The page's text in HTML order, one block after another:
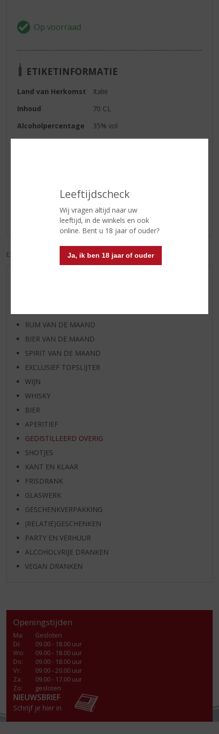
Leeftijdscheck
Wij vragen altijd naar uw
leeftijd, in de winkels en ook
online. Bent u 18 jaar of ouder?
Ja, ik ben 18 jaar of ouder
ETIKETINFORMATIE
Land van Herkomst
Italië
Inhoud
70 CL
Alcoholpercentage
35% vol
Er zijn nog geen reviews geplaatst voor dit product
EXCL. BTW INCL. BTW
RUM VAN DE MAAND
BIER VAN DE MAAND
SPIRIT VAN DE MAAND
EXCLUSIEF TOPSLIJTER
WIJN
WHISKY
BIER
APERITIEF
GEDISTILLEERD OVERIG
SHOTJES
KANT EN KLAAR
FRISDRANK
GLASWERK
GESCHENKVERPAKKING
(RELATIE)GESCHENKEN
PARTY EN VERHUUR
ALCOHOLVRIJE DRANKEN
VEGAN DRANKEN
Openingstijden
Ma:
Gesloten
Di:
09.00 - 18.00 uur
Wo:
09.00 - 18.00 uur
Do:
09.00 - 18.00 uur
Vr:
09.00 - 20.00 uur
Za:
09.00 - 17.00 uur
Zo:
gesloten
NIEUWSBRIEF
Schrijf je hier in